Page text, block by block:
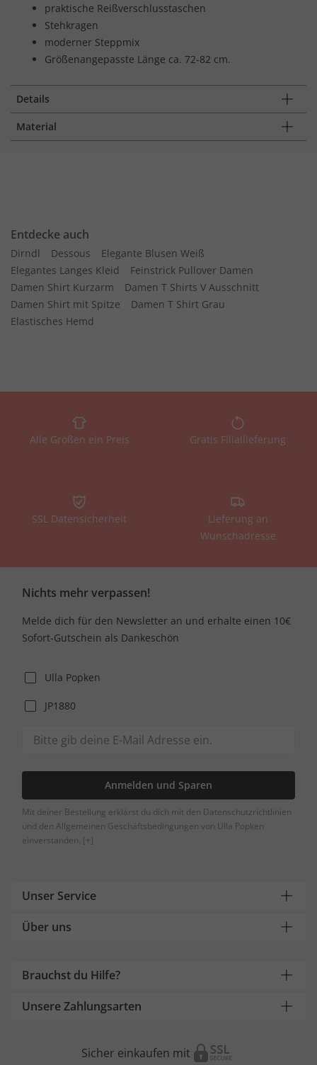
praktische Reißverschlusstaschen
Stehkragen
moderner Steppmix
Größenangepasste Länge ca. 72-82 cm.
Details
Material
Entdecke auch
Dirndl Dessous
Elegante Blusen Weiß
Elegantes Langes Kleid
Feinstrick Pullover Damen
Damen Shirt Kurzarm
Damen T Shirts V Ausschnitt
Damen Shirt mit Spitze
Damen T Shirt Grau
Elastisches Hemd
Alle Größen ein Preis Gratis Filiallieferung
SSL Datensicherheit
Lieferung an
Wunschadresse
Nichts mehr verpassen!
Melde dich für den Newsletter an und erhalte einen 10€
Sofort-Gutschein als Dankeschön
Ulla Popken
JP1880
Anmelden und Sparen
Mit deiner Bestellung erklärst du dich mit den Datenschutzrichtlinien
und den Allgemeinen Geschäftsbedingungen von Ulla Popken
einverstanden. [+]
Unser Service
Über uns
Brauchst du Hilfe?
Unsere Zahlungsarten
Sicher einkaufen mit